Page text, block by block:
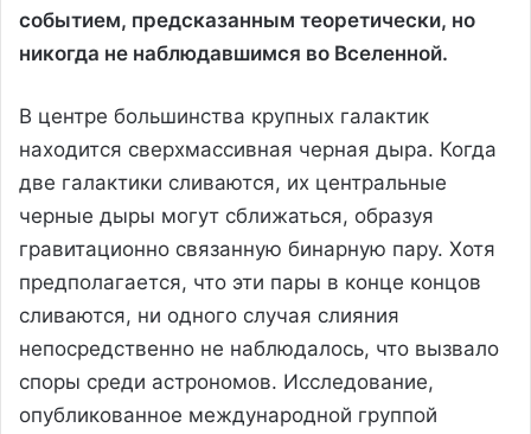
событием, предсказанным теоретически, но
никогда не наблюдавшимся во Вселенной.
В центре большинства крупных галактик
находится сверхмассивная черная дыра. Когда
две галактики сливаются, их центральные
черные дыры могут сближаться, образуя
гравитационно связанную бинарную пару. Хотя
предполагается, что эти пары в конце концов
сливаются, ни одного случая слияния
непосредственно не наблюдалось, что вызвало
споры среди астрономов. Исследование,
опубликованное международной группой